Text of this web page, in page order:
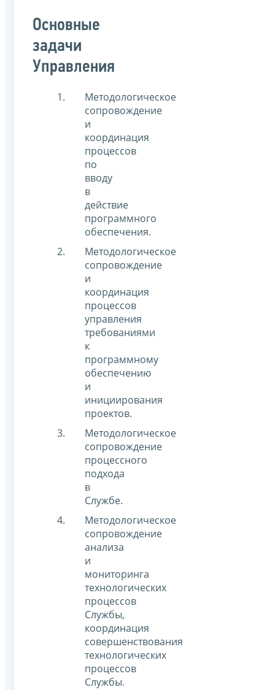
Основные
задачи
Управления
Методологическое
сопровождение
и
координация
процессов
по
вводу
в
действие
программного
обеспечения.
Методологическое
сопровождение
и
координация
процессов
управления
требованиями
к
программному
обеспечению
и
инициирования
проектов.
Методологическое
сопровождение
процессного
подхода
в
Службе.
Методологическое
сопровождение
анализа
и
мониторинга
технологических
процессов
Службы,
координация
совершенствования
технологических
процессов
Службы.